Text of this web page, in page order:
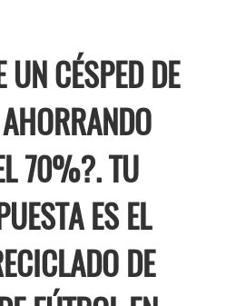
UN CÉSPED DE
70%?. TU
ES EL
DE